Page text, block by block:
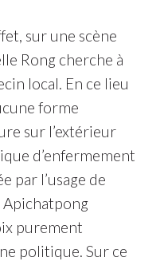
sur une scène
Rong cherche à
local. En ce lieu
forme
sur l’extérieur
d’enfermement
par l’usage de
Apichatpong
purement
politique. Sur ce